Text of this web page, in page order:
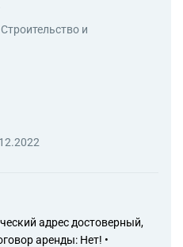
Строительство и
адрес достоверный,
аренды: Нет! •